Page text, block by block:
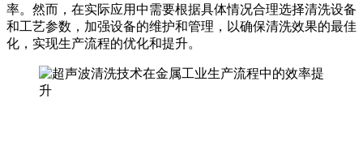
率。然而，在实际应用中需要根据具体情况合理选择清洗设备
和工艺参数，加强设备的维护和管理，以确保清洗效果的最佳
化，实现生产流程的优化和提升。